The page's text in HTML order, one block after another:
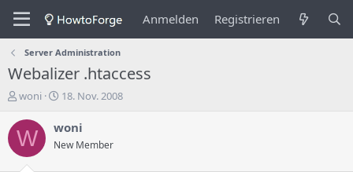
Anmelden Registrieren
Server Administration
Webalizer .htaccess
E
s
t
e
woni
E
s
e
18. Nov. 2008
W woni
New Member